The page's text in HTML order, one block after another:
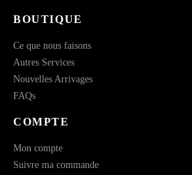
BOUTIQUE
Ce que nous faisons
Autres Services
Nouvelles Arrivages
FAQs
COMPTE
Mon compte
Suivre ma commande